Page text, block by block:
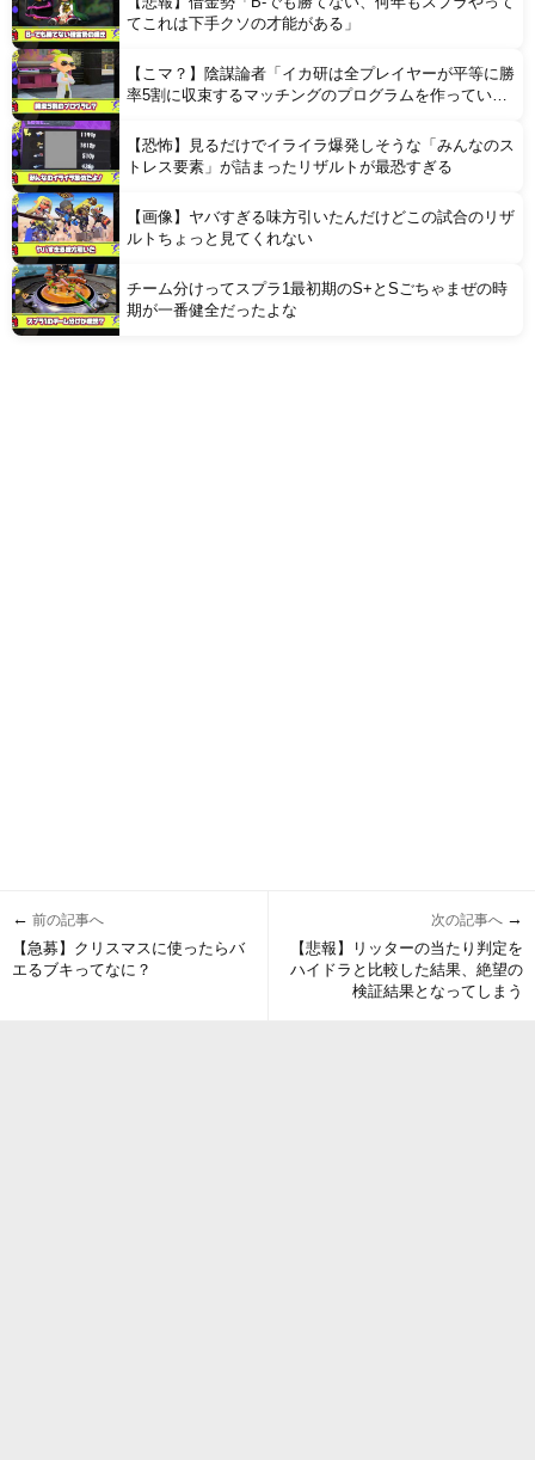
てこれは下手クソの才能がある」
【こマ？】陰謀論者「イカ研は全プレイヤーが平等に勝
率5割に収束するマッチングのプログラムを作ってい
【恐怖】見るだけでイライラ爆発しそうな「みんなのス
トレス要素」が詰まったリザルトが最恐すぎる
【画像】ヤバすぎる味方引いたんだけどこの試合のリザ
ルトちょっと見てくれない
チーム分けってスプラ1最初期のS+とSごちゃまぜの時
期が一番健全だったよな
← 前の記事へ
【急募】クリスマスに使ったらバ
エるブキってなに？
次の記事へ →
【悲報】リッターの当たり判定を
ハイドラと比較した結果、絶望の
検証結果となってしまう